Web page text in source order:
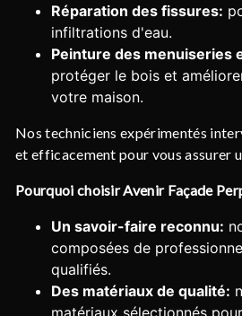
Réparation des fissures:
infiltrations d'eau.
Peinture des menuiseries
protéger le bois et
votre maison.
Nos techniciens expérimentés
et efficacement pour vous assurer
Pourquoi choisir Avenir Façade
Un savoir-faire reconnu:
composées de
qualifiés.
Des matériaux de qualité: